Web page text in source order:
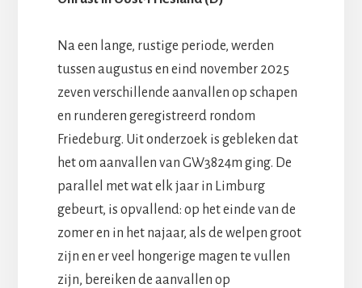
Na een lange, rustige periode, werden
tussen augustus en eind november 2025
zeven verschillende aanvallen op schapen
en runderen geregistreerd rondom
Friedeburg. Uit onderzoek is gebleken dat
het om aanvallen van GW3824m ging. De
parallel met wat elk jaar in Limburg
gebeurt, is opvallend: op het einde van de
zomer en in het najaar, als de welpen groot
zijn en er veel hongerige magen te vullen
zijn, bereiken de aanvallen op